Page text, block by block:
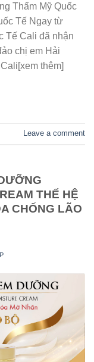
Thẩm Mỹ Quốc
Tế Ngay từ
Tế Cali đã nhận
chị em Hải
thêm]
Leave a comment
THẾ HỆ
CHỐNG LÃO